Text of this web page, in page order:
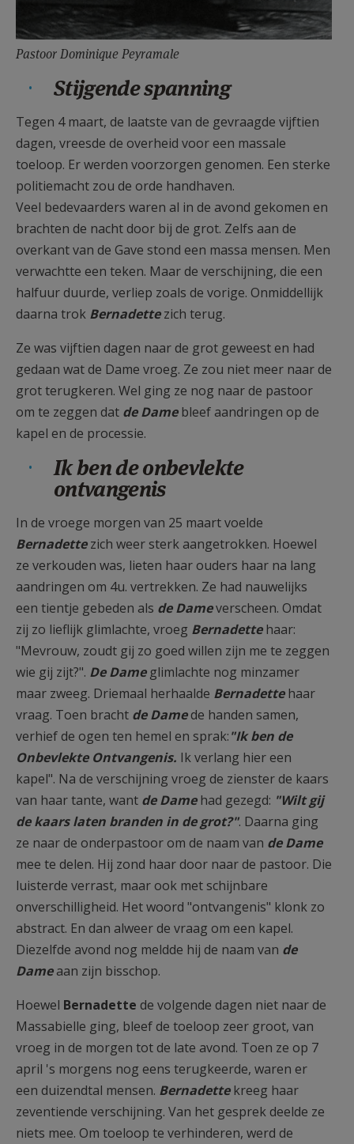
Pastoor Dominique Peyramale
Stijgende spanning
Tegen 4 maart, de laatste van de gevraagde vijftien
dagen, vreesde de overheid voor een massale
toeloop. Er werden voorzorgen genomen. Een sterke
politiemacht zou de orde handhaven.
Veel bedevaarders waren al in de avond gekomen en
brachten de nacht door bij de grot. Zelfs aan de
overkant van de Gave stond een massa mensen. Men
verwachtte een teken. Maar de verschijning, die een
halfuur duurde, verliep zoals de vorige. Onmiddellijk
daarna trok Bernadettezich terug.
Ze was vijftien dagen naar de grot geweest en had
gedaan wat de Dame vroeg. Ze zou niet meer naar de
grot terugkeren. Wel ging ze nog naar de pastoor
om te zeggen dat de Damebleef aandringen op de
kapel en de processie.
Ik ben de onbevlekte
ontvangenis
In de vroege morgen van 25 maart voelde
Bernadettezich weer sterk aangetrokken. Hoewel
ze verkouden was, lieten haar ouders haar na lang
aandringen om 4u. vertrekken. Ze had nauwelijks
een tientje gebeden als de Dameverscheen. Omdat
zij zo lieflijk glimlachte, vroeg Bernadettehaar:
"Mevrouw, zoudt gij zo goed willen zijn me te zeggen
wie gij zijt?". De Dameglimlachte nog minzamer
maar zweeg. Driemaal herhaalde Bernadettehaar
vraag. Toen bracht de Damede handen samen,
verhief de ogen ten hemel en sprak:"Ik ben de
Onbevlekte Ontvangenis. Ik verlang hier een
kapel". Na de verschijning vroeg de zienster de kaars
van haar tante, want de Damehad gezegd: "Wilt gij
de kaars laten branden in de grot?". Daarna ging
ze naar de onderpastoor om de naam van de Dame
mee te delen. Hij zond haar door naar de pastoor. Die
luisterde verrast, maar ook met schijnbare
onverschilligheid. Het woord "ontvangenis" klonk zo
abstract. En dan alweer de vraag om een kapel.
Diezelfde avond nog meldde hij de naam van de
Dameaan zijn bisschop.
Hoewel Bernadette de volgende dagen niet naar de
Massabielle ging, bleef de toeloop zeer groot, van
vroeg in de morgen tot de late avond. Toen ze op 7
april 's morgens nog eens terugkeerde, waren er
een duizendtal mensen. Bernadettekreeg haar
zeventiende verschijning. Van het gesprek deelde ze
niets mee. Om toeloop te verhinderen, werd de